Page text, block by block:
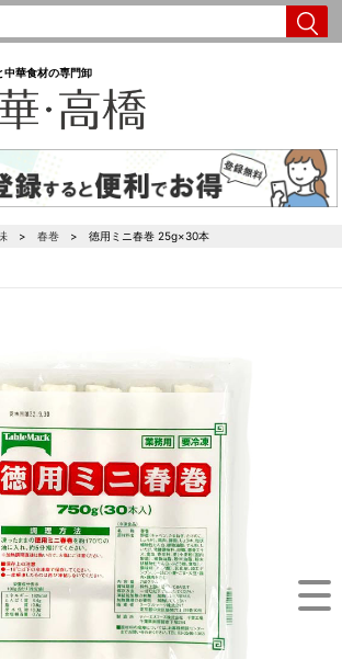
中華食材の専門卸
春巻 徳用ミニ春巻 25g×30本